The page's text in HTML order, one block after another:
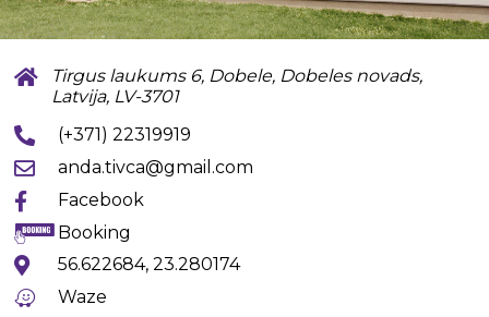
Tirgus laukums 6, Dobele, Dobeles novads,
Latvija, LV-3701
(+371) 22319919
anda.tivca@gmail.com
Facebook
Booking
56.622684, 23.280174
Waze